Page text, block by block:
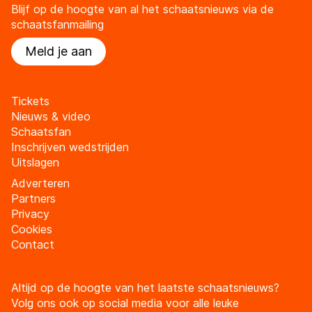
Blijf op de hoogte van al het schaatsnieuws via de
schaatsfanmailing
Meld je aan
Tickets
Nieuws & video
Schaatsfan
Inschrijven wedstrijden
Uitslagen
Adverteren
Partners
Privacy
Cookies
Contact
Altijd op de hoogte van het laatste schaatsnieuws?
Volg ons ook op social media voor alle leuke